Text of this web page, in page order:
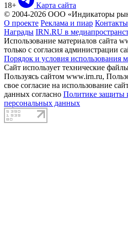
18+
Карта сайта
© 2004-2026 ООО «Индикаторы
О проекте Реклама и пиар Контакты
Награды IRN.RU в
Использование материалов сайта
только с согласия администрации
Порядок и условия использования
Сайт использует технические
Пользуясь сайтом www.irn.ru,
свое согласие на использование
данных согласно Политике защиты
персональных данных